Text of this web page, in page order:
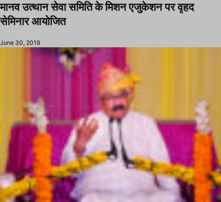
मानव उत्थान सेवा समिति के मिशन एजुकेशन पर वृहद
सेमिनार आयोजित
June 30, 2019